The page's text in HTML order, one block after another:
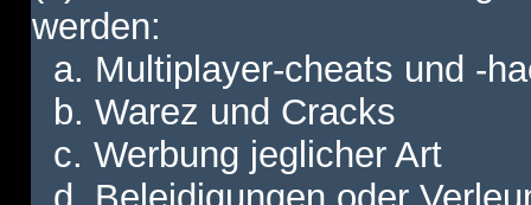
werden:
a. Multiplayer-cheats und -
b. Warez und Cracks
c. Werbung jeglicher Art